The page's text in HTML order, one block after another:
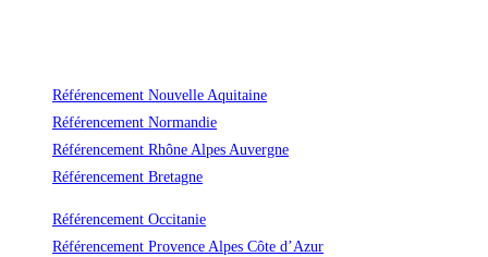
Référencement Nouvelle Aquitaine
Référencement Normandie
Référencement Rhône Alpes Auvergne
Référencement Bretagne
Référencement Occitanie
Référencement Provence Alpes Côte d’Azur